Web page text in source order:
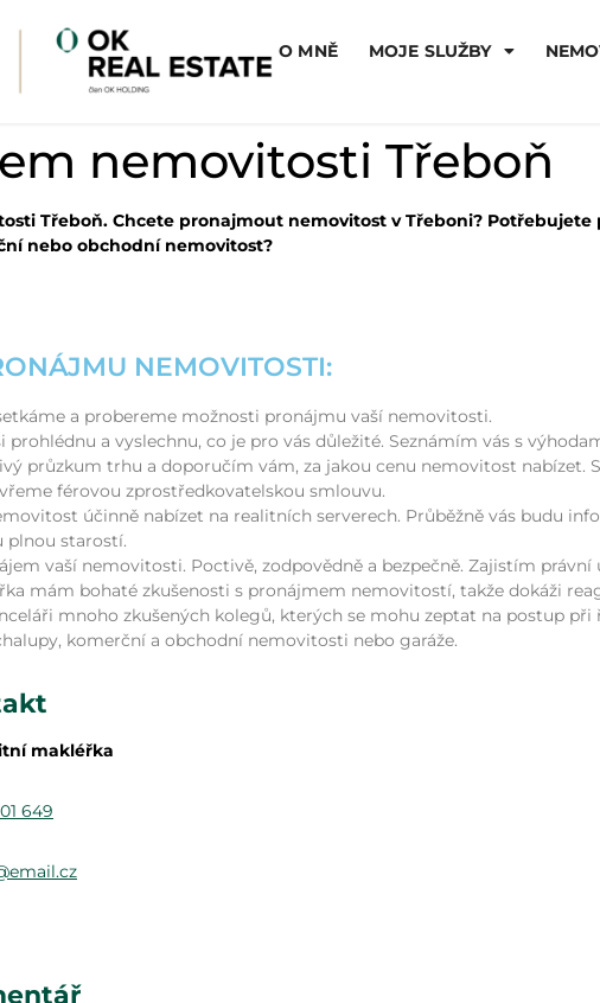
O MNĚ MOJE SLUŽBY
nemovitosti Třeboň
Třeboň. Chcete pronajmout nemovitost v Třeboni?
nebo obchodní nemovitost?
NEMOVITOSTI:
a probereme možnosti pronájmu vaší nemovitosti.
prohlédnu a vyslechnu, co je pro vás důležité. Seznámím vás s
průzkum trhu a doporučím vám, za jakou cenu nemovitost nabízet.
férovou zprostředkovatelskou smlouvu.
účinně nabízet na realitních serverech. Průběžně vás budu
plnou starostí.
vaší nemovitosti. Poctivě, zodpovědně a bezpečně. Zajistím
mám bohaté zkušenosti s pronájmem nemovitostí, takže dokáži
mnoho zkušených kolegů, kterých se mohu zeptat na postup
komerční a obchodní nemovitosti nebo garáže.
makléřka
649